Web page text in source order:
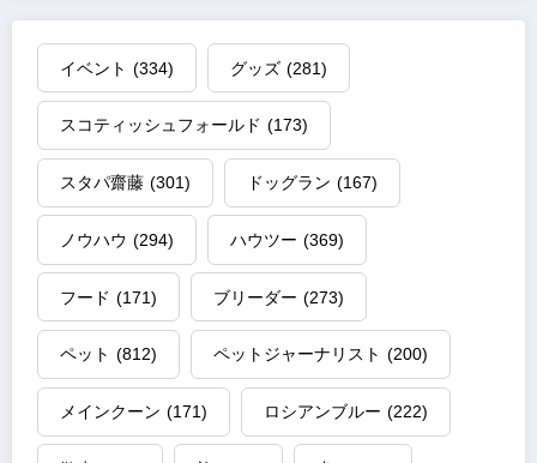
イベント (334) グッズ (281)
スコティッシュフォールド (173)
スタパ齋藤 (301) ドッグラン (167)
ノウハウ (294) ハウツー (369)
フード (171) ブリーダー (273)
ペット (812) ペットジャーナリスト (200)
メインクーン (171) ロシアンブルー (222)